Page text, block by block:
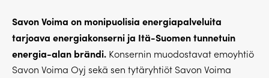
Savon Voima on monipuolisia energiapalveluita
tarjoava energiakonserni ja Itä-Suomen tunnetuin
energia-alan brändi. Konsernin muodostavat emoyhtiö
Savon Voima Oyj sekä sen tytäryhtiöt Savon Voima